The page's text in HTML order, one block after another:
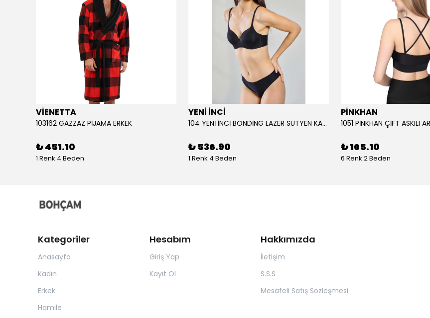
VİENETTA
103162 GAZZAZ PİJAMA ERKEK
₺ 451.10
1 Renk 4 Beden
YENİ İNCİ
104 YENİ İNCİ BONDİNG LAZER SÜTYEN KADIN
₺ 536.90
1 Renk 4 Beden
PİNKHAN
₺ 165.10
6 Renk 2 Beden
Kategoriler
Anasayfa
Kadın
Erkek
Hamile
Hesabım
Giriş Yap
Kayıt Ol
Hakkımızda
İletişim
S.S.S
Mesafeli Satış Sözleşmesi